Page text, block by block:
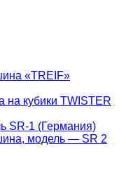
«TREIF»
на кубики TWISTER
SR-1 (Германия)
модель — SR 2